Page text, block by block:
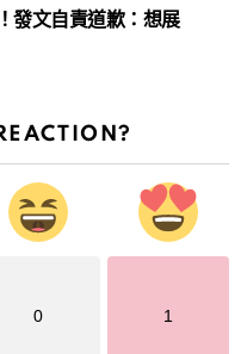
發文自責道歉：想展
0 1